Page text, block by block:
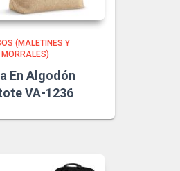
(MALETINES Y
MORRALES)
En Algodón
VA-1236